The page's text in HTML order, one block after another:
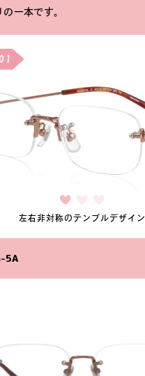
一本です。
左右非対称のテンプルデザイン
5A